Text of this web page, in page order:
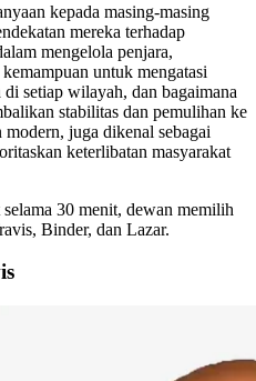
kepada masing-masing
mereka terhadap
mengelola penjara,
untuk mengatasi
setiap wilayah, dan bagaimana
stabilitas dan pemulihan ke
juga dikenal sebagai
keterlibatan masyarakat
30 menit, dewan memilih
Binder, dan Lazar.